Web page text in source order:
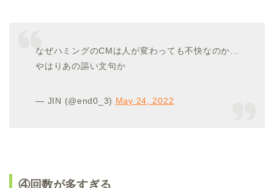
なぜハミングのCMは人が変わっても不快なのか…
やはりあの謳い文句か
— JIN (@end0_3) May 24, 2022
④回数が多すぎる